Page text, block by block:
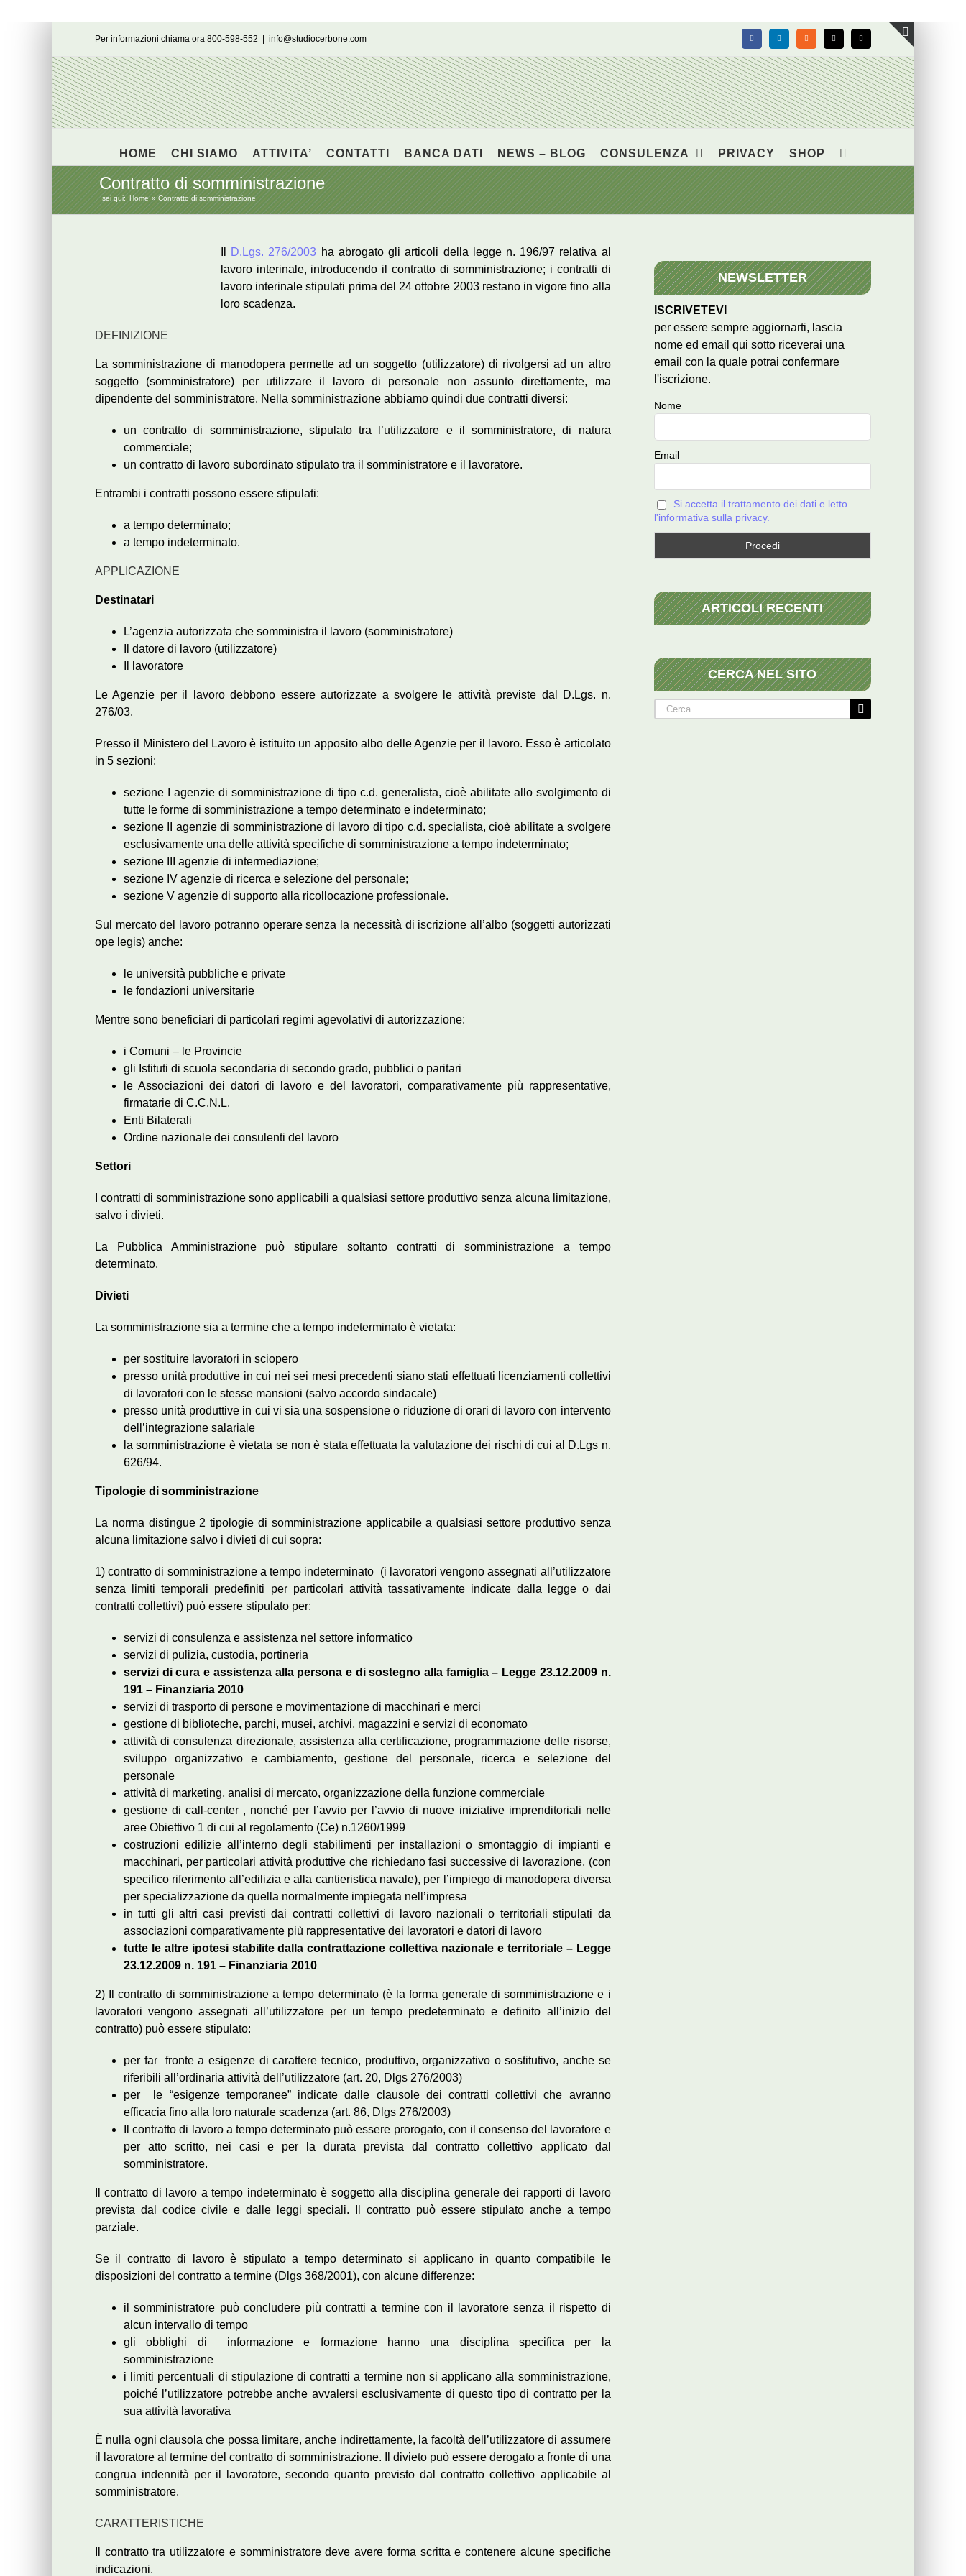
Per informazioni chiama ora 800-598-552 info@studiocerbone.com FacebookLinkedIn Rss X Email
HOME CHI SIAMO ATTIVITA’ CONTATTI BANCA DATI NEWS – BLOG CONSULENZA PRIVACY SHOP
Contratto di somministrazione
sei qui: Home Contratto di somministrazione
D.Lgs. 276/2003 ha abrogato gli articoli della legge n. 196/97 relativa al
lavoro interinale, introducendo il contratto di somministrazione; i contratti di
lavoro interinale stipulati prima del 24 ottobre 2003 restano in vigore fino alla
loro scadenza.
DEFINIZIONE
La somministrazione di manodopera permette ad un soggetto (utilizzatore) di rivolgersi ad un altro
soggetto (somministratore) per utilizzare il lavoro di personale non assunto direttamente, ma
dipendente del somministratore. Nella somministrazione abbiamo quindi due contratti diversi:
un contratto di somministrazione, stipulato tra l’utilizzatore e il somministratore, di natura
commerciale;
un contratto di lavoro subordinato stipulato tra il somministratore e il lavoratore.
Entrambi i contratti possono essere stipulati:
a tempo determinato;
a tempo indeterminato.
APPLICAZIONE
Destinatari
L’agenzia autorizzata che somministra il lavoro (somministratore)
Il datore di lavoro (utilizzatore)
Il lavoratore
Le Agenzie per il lavoro debbono essere autorizzate a svolgere le attività previste dal D.Lgs. n.
276/03.
Presso il Ministero del Lavoro è istituito un apposito albo delle Agenzie per il lavoro. Esso è articolato
in 5 sezioni:
sezione I agenzie di somministrazione di tipo c.d. generalista, cioè abilitate allo svolgimento di
tutte le forme di somministrazione a tempo determinato e indeterminato;
sezione II agenzie di somministrazione di lavoro di tipo c.d. specialista, cioè abilitate a svolgere
esclusivamente una delle attività specifiche di somministrazione a tempo indeterminato;
sezione III agenzie di intermediazione;
sezione IV agenzie di ricerca e selezione del personale;
sezione V agenzie di supporto alla ricollocazione professionale.
Sul mercato del lavoro potranno operare senza la necessità di iscrizione all’albo (soggetti autorizzati
ope legis) anche:
le università pubbliche e private
le fondazioni universitarie
Mentre sono beneficiari di particolari regimi agevolativi di autorizzazione:
i Comuni – le Provincie
gli Istituti di scuola secondaria di secondo grado, pubblici o paritari
le Associazioni dei datori di lavoro e del lavoratori, comparativamente più rappresentative,
firmatarie di C.C.N.L.
Enti Bilaterali
Ordine nazionale dei consulenti del lavoro
Settori
I contratti di somministrazione sono applicabili a qualsiasi settore produttivo senza alcuna limitazione,
salvo i divieti.
La Pubblica Amministrazione può stipulare soltanto contratti di somministrazione a tempo
determinato.
Divieti
La somministrazione sia a termine che a tempo indeterminato è vietata:
per sostituire lavoratori in sciopero
presso unità produttive in cui nei sei mesi precedenti siano stati effettuati licenziamenti collettivi
di lavoratori con le stesse mansioni (salvo accordo sindacale)
presso unità produttive in cui vi sia una sospensione o riduzione di orari di lavoro con intervento
dell’integrazione salariale
la somministrazione è vietata se non è stata effettuata la valutazione dei rischi di cui al D.Lgs n.
626/94.
Tipologie di somministrazione
La norma distingue 2 tipologie di somministrazione applicabile a qualsiasi settore produttivo senza
alcuna limitazione salvo i divieti di cui sopra:
1) contratto di somministrazione a tempo indeterminato (i lavoratori vengono assegnati all’utilizzatore
senza limiti temporali predefiniti per particolari attività tassativamente indicate dalla legge o dai
contratti collettivi) può essere stipulato per:
servizi di consulenza e assistenza nel settore informatico
servizi di pulizia, custodia, portineria
servizi di cura e assistenza alla persona e di sostegno alla famiglia – Legge 23.12.2009 n.
191 – Finanziaria 2010
servizi di trasporto di persone e movimentazione di macchinari e merci
gestione di biblioteche, parchi, musei, archivi, magazzini e servizi di economato
attività di consulenza direzionale, assistenza alla certificazione, programmazione delle risorse,
sviluppo organizzativo e cambiamento, gestione del personale, ricerca e selezione del
personale
attività di marketing, analisi di mercato, organizzazione della funzione commerciale
gestione di call-center , nonché per l’avvio per l’avvio di nuove iniziative imprenditoriali nelle
aree Obiettivo 1 di cui al regolamento (Ce) n.1260/1999
costruzioni edilizie all’interno degli stabilimenti per installazioni o smontaggio di impianti e
macchinari, per particolari attività produttive che richiedano fasi successive di lavorazione, (con
specifico riferimento all’edilizia e alla cantieristica navale), per l’impiego di manodopera diversa
per specializzazione da quella normalmente impiegata nell’impresa
in tutti gli altri casi previsti dai contratti collettivi di lavoro nazionali o territoriali stipulati da
associazioni comparativamente più rappresentative dei lavoratori e datori di lavoro
tutte le altre ipotesi stabilite dalla contrattazione collettiva nazionale e territoriale – Legge
23.12.2009 n. 191 – Finanziaria 2010
2) Il contratto di somministrazione a tempo determinato (è la forma generale di somministrazione e i
lavoratori vengono assegnati all’utilizzatore per un tempo predeterminato e definito all’inizio del
contratto) può essere stipulato:
per far fronte a esigenze di carattere tecnico, produttivo, organizzativo o sostitutivo, anche se
riferibili all’ordinaria attività dell’utilizzatore (art. 20, Dlgs 276/2003)
per le “esigenze temporanee” indicate dalle clausole dei contratti collettivi che avranno
efficacia fino alla loro naturale scadenza (art. 86, Dlgs 276/2003)
Il contratto di lavoro a tempo determinato può essere prorogato, con il consenso del lavoratore e
per atto scritto, nei casi e per la durata prevista dal contratto collettivo applicato dal
somministratore.
Il contratto di lavoro a tempo indeterminato è soggetto alla disciplina generale dei rapporti di lavoro
prevista dal codice civile e dalle leggi speciali. Il contratto può essere stipulato anche a tempo
parziale.
Se il contratto di lavoro è stipulato a tempo determinato si applicano in quanto compatibile le
disposizioni del contratto a termine (Dlgs 368/2001), con alcune differenze:
il somministratore può concludere più contratti a termine con il lavoratore senza il rispetto di
alcun intervallo di tempo
gli obblighi di informazione e formazione hanno una disciplina specifica per la
somministrazione
i limiti percentuali di stipulazione di contratti a termine non si applicano alla somministrazione,
poiché l’utilizzatore potrebbe anche avvalersi esclusivamente di questo tipo di contratto per la
sua attività lavorativa
È nulla ogni clausola che possa limitare, anche indirettamente, la facoltà dell’utilizzatore di assumere
il lavoratore al termine del contratto di somministrazione. Il divieto può essere derogato a fronte di una
congrua indennità per il lavoratore, secondo quanto previsto dal contratto collettivo applicabile al
somministratore.
CARATTERISTICHE
Il contratto tra utilizzatore e somministratore deve avere forma scritta e contenere alcune specifiche
indicazioni.
NEWSLETTER
ISCRIVETEVI
per essere sempre aggiornarti, lascia
nome ed email qui sotto riceverai una
email con la quale potrai confermare
l'iscrizione.
Nome
Email
Si accetta il trattamento dei dati e letto
l'informativa sulla privacy.
ARTICOLI RECENTI
CERCA NEL SITO
Cerca
per:
Toggle
area
barra
scorrevole